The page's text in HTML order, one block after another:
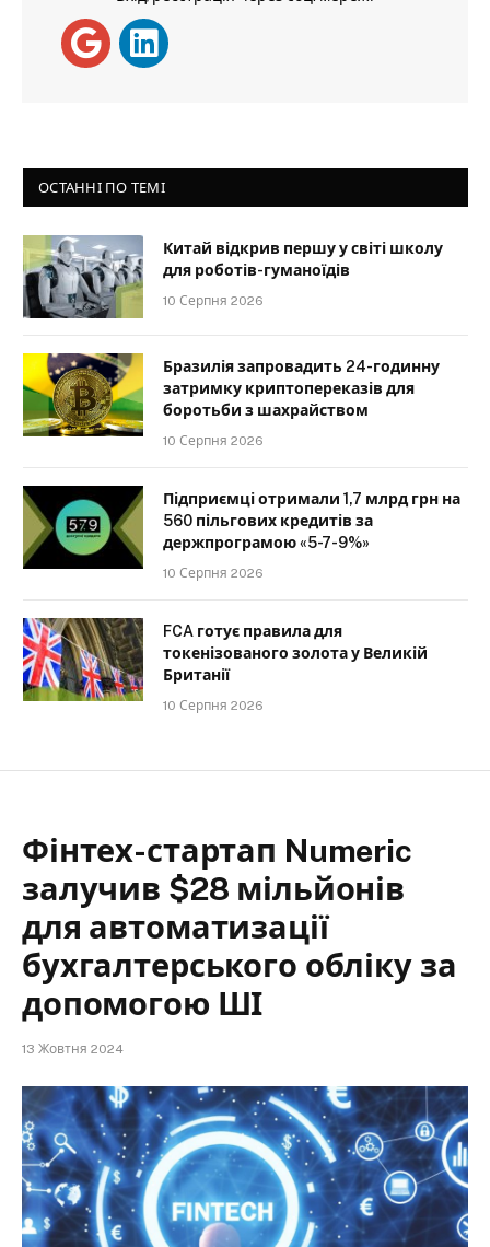
ОСТАННІ ПО ТЕМІ
Китай відкрив першу у світі школу
для роботів-гуманоїдів
10 Серпня 2026
Бразилія запровадить 24-годинну
затримку криптопереказів для
боротьби з шахрайством
10 Серпня 2026
Підприємці отримали 1,7 млрд грн на
560 пільгових кредитів за
держпрограмою «5-7-9%»
10 Серпня 2026
FCA готує правила для
токенізованого золота у Великій
Британії
10 Серпня 2026
Фінтех-стартап Numeric
залучив $28 мільйонів
для автоматизації
бухгалтерського обліку за
допомогою ШІ
13 Жовтня 2024